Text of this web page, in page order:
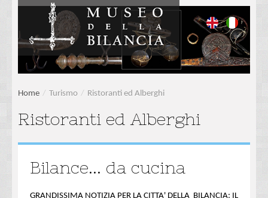
Home / Turismo / Ristoranti ed Alberghi
Ristoranti ed Alberghi
Bilance... da cucina
GRANDISSIMA NOTIZIA PER LA CITTA' DELLA BILANCIA: IL